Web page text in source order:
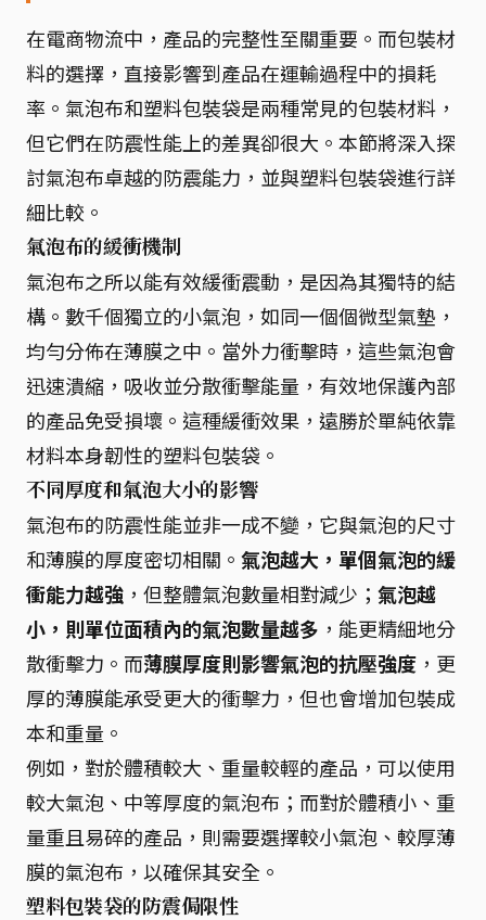
在電商物流中，產品的完整性至關重要。而包裝材
料的選擇，直接影響到產品在運輸過程中的損耗
率。氣泡布和塑料包裝袋是兩種常見的包裝材料，
但它們在防震性能上的差異卻很大。本節將深入探
討氣泡布卓越的防震能力，並與塑料包裝袋進行詳
細比較。
氣泡布的緩衝機制
氣泡布之所以能有效緩衝震動，是因為其獨特的結
構。數千個獨立的小氣泡，如同一個個微型氣墊，
均勻分佈在薄膜之中。當外力衝擊時，這些氣泡會
迅速潰縮，吸收並分散衝擊能量，有效地保護內部
的產品免受損壞。這種緩衝效果，遠勝於單純依靠
材料本身韌性的塑料包裝袋。
不同厚度和氣泡大小的影響
氣泡布的防震性能並非一成不變，它與氣泡的尺寸
和薄膜的厚度密切相關。 氣泡越大，單個氣泡的緩
衝能力越強 ，但整體氣泡數量相對減少； 氣泡越
小，則單位面積內的氣泡數量越多 ，能更精細地分
散衝擊力。而薄膜厚度則影響氣泡的抗壓強度 ，更
厚的薄膜能承受更大的衝擊力，但也會增加包裝成
本和重量。
例如，對於體積較大、重量較輕的產品，可以使用
較大氣泡、中等厚度的氣泡布；而對於體積小、重
量重且易碎的產品，則需要選擇較小氣泡、較厚薄
膜的氣泡布，以確保其安全。
塑料包裝袋的防震侷限性